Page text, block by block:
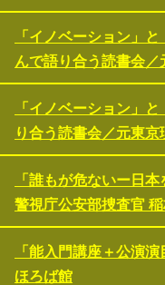
「イノベーション」
んで語り合う読書会
「イノベーション」
り合う読書会／元東
「誰もが危ないー日
警視庁公安部捜査官
「能入門講座＋公演
ほろば館